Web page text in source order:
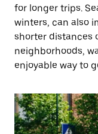
for longer trips.
winters, can also
shorter distances
neighborhoods,
enjoyable way to